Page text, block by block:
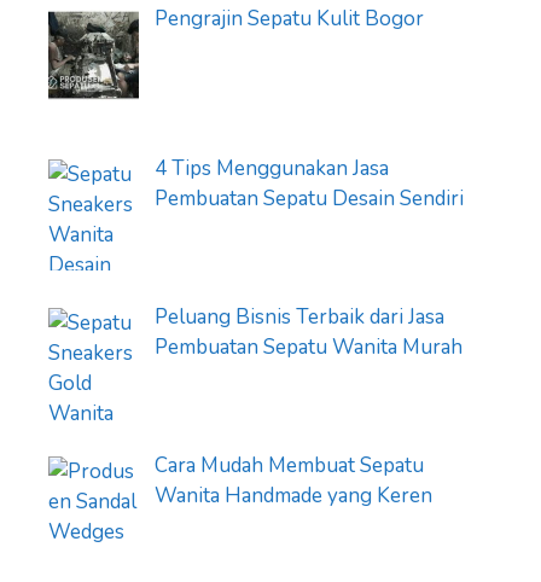
Pengrajin Sepatu Kulit Bogor
4 Tips Menggunakan Jasa
Pembuatan Sepatu Desain Sendiri
Peluang Bisnis Terbaik dari Jasa
Pembuatan Sepatu Wanita Murah
Cara Mudah Membuat Sepatu
Wanita Handmade yang Keren